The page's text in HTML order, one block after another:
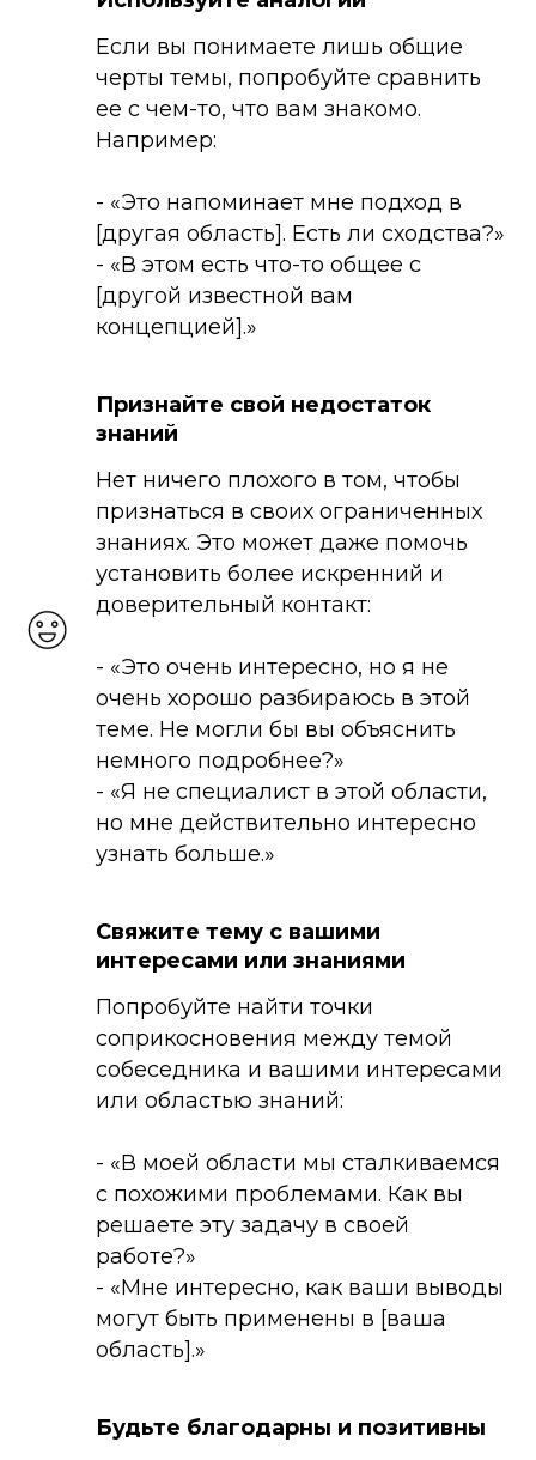
Если вы понимаете лишь общие
черты темы, попробуйте сравнить
ее с чем-то, что вам знакомо.
Например:
- «Это напоминает мне подход в
[другая область]. Есть ли сходства?»
- «В этом есть что-то общее с
[другой известной вам
концепцией].»
Признайте свой недостаток
знаний
Нет ничего плохого в том, чтобы
признаться в своих ограниченных
знаниях. Это может даже помочь
установить более искренний и
доверительный контакт:
- «Это очень интересно, но я не
очень хорошо разбираюсь в этой
теме. Не могли бы вы объяснить
немного подробнее?»
- «Я не специалист в этой области,
но мне действительно интересно
узнать больше.»
Свяжите тему с вашими
интересами или знаниями
Попробуйте найти точки
соприкосновения между темой
собеседника и вашими интересами
или областью знаний:
- «В моей области мы сталкиваемся
с похожими проблемами. Как вы
решаете эту задачу в своей
работе?»
- «Мне интересно, как ваши выводы
могут быть применены в [ваша
область].»
Будьте благодарны и позитивны